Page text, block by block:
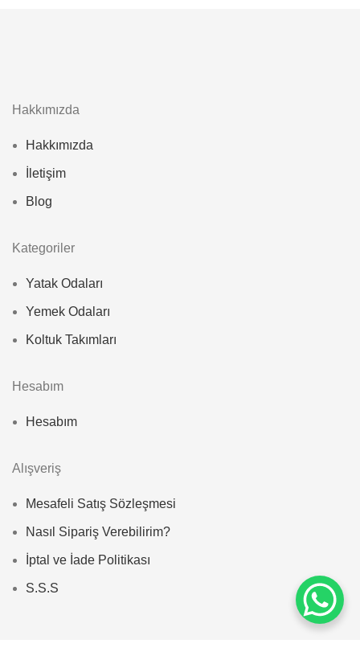
Hakkımızda
Hakkımızda
İletişim
Blog
Kategoriler
Yatak Odaları
Yemek Odaları
Koltuk Takımları
Hesabım
Hesabım
Alışveriş
Mesafeli Satış Sözleşmesi
Nasıl Sipariş Verebilirim?
İptal ve İade Politikası
S.S.S